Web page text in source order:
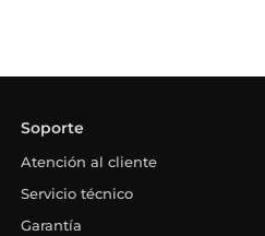
Soporte
Atención al cliente
Servicio técnico
Garantía